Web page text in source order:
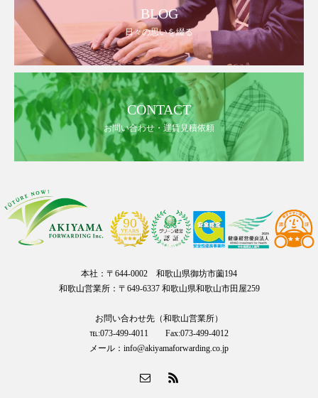
BLOG
日々の思いを綴る
CONTACT
お問い合わせ・運賃見積依頼
本社：〒644-0002 和歌山県御坊市薗194
和歌山営業所：〒649-6337 和歌山県和歌山市田屋259
お問い合わせ先（和歌山営業所）
℡:073-499-4011 Fax:073-499-4012
メール：info@akiyamaforwarding.co.jp